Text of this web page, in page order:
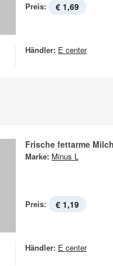
Preis: € 1,69
Händler: E center
Frische fettarme Milch
Marke: Minus L
Preis: € 1,19
Händler: E center